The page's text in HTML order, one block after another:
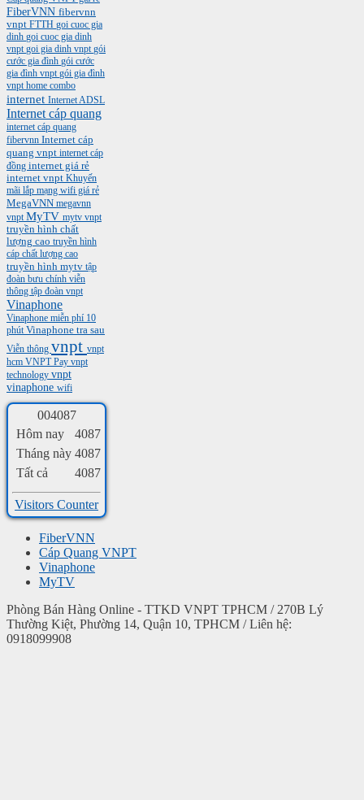
FiberVNN fibervnn
vnpt FTTH goi cuoc gia
dinh goi cuoc gia dinh
vnptgoi gia dinh vnptgói
cước gia đình gói cước
gia đình vnptgói gia đình
vnpthome combo
internet Internet ADSL
Internet cáp quang
internet cáp quang
fibervnn Internet cáp
quang vnpt internet cáp
đồng internet giá rẻ
internet vnpt Khuyến
mãi lắp mạng wifi giá rẻ
MegaVNN megavnn
vnptMyTV mytv vnpt
truyền hình chất
lượng cao truyền hình
cáp chất lượng cao
truyền hình mytv tập
đoàn bưu chính viễn
thông tập đoàn vnpt
Vinaphone
Vinaphone miễn phí 10
phútVinaphone tra sau
Viễn thông vnpt vnpt
hcm VNPT Pay vnpt
technology vnpt
vinaphone wifi
004087
Hôm nay
Tháng này
Tất cả
4087
4087
4087
Visitors Counter
FiberVNN
Cáp Quang VNPT
Vinaphone
MyTV
Phòng Bán Hàng Online - TTKD VNPT TPHCM / 270B Lý
Thường Kiệt, Phường 14, Quận 10, TPHCM / Liên hệ:
0918099908